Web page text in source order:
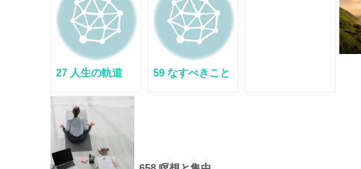
27 人生の軌道 59 なすべきこと